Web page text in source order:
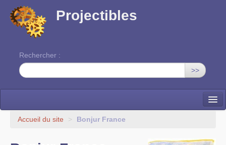
Projectibles
Rechercher :
>>
La ruche
Accueil du site > Bonjur France